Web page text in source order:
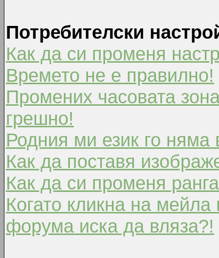
Потребителски
Как да си променя
Времето не е правилно!
Промених часовата
грешно!
Родния ми език го няма
Как да поставя
Как да си променя
Когато кликна на
форума иска да вляза?!